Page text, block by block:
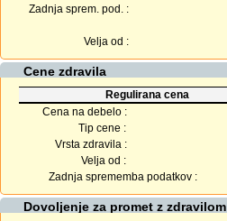
Zadnja sprem. pod. :
Velja od :
Cene zdravila
Regulirana cena
Cena na debelo :
Tip cene :
Vrsta zdravila :
Velja od :
Zadnja sprememba podatkov :
Dovoljenje za promet z zdravilom